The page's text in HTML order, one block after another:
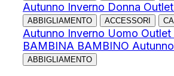
Autunno Inverno Donna
ABBIGLIAMENTO ACCESSORI
Autunno Inverno Uomo Outlet
BAMBINA BAMBINO
ABBIGLIAMENTO